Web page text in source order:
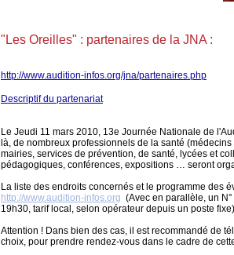
"Les Oreilles" : partenaires de la JNA :
http://www.audition-infos.org/jna/partenaires.php
Descriptif du partenariat
Le Jeudi 11 mars 2010, 13e Journée Nationale de
là, de nombreux professionnels de la santé
mairies, services de prévention, de santé, lycées et
pédagogiques, conférences, expositions … seront
La liste des endroits concernés et le programme des
http://www.audition-infos.org (Avec en parallèle, un
19h30, tarif local, selon opérateur depuis un poste
Attention ! Dans bien des cas, il est recommandé de
choix, pour prendre rendez-vous dans le cadre de